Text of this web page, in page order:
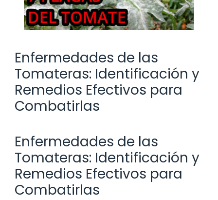
Enfermedades de las
Tomateras: Identificación y
Remedios Efectivos para
Combatirlas
Enfermedades de las
Tomateras: Identificación y
Remedios Efectivos para
Combatirlas